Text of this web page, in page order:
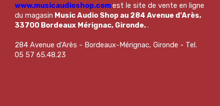
www.musicaudioshop.comest le site de vente en ligne
du magasin Music Audio Shop au 284 Avenue d'Arès,
33700 Bordeaux Mérignac, Gironde..
284 Avenue d'Arès - Bordeaux-Mérignac, Gironde - Tel.
05 57 65.48.23